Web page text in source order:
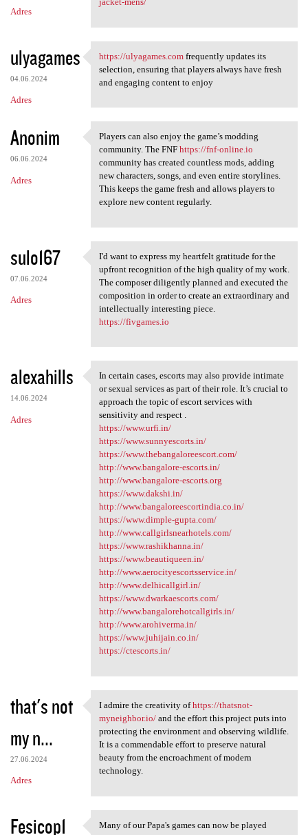
Adres
ulyagames
04.06.2024
Adres
https://ulyagames.com
https://ulyagames.comfrequently updates its
selection, ensuring that players always have fresh
and engaging content to enjoy
Anonim
06.06.2024
Adres
Players can also enjoy the
Players can also enjoy the game’s modding
community. The FNF https://fnf-online.io
community has created countless mods, adding
new characters, songs, and even entire storylines.
This keeps the game fresh and allows players to
explore new content regularly.
sulo167
07.06.2024
Adres
I'd want to express my
I'd want to express my heartfelt gratitude for the
upfront recognition of the high quality of my work.
The composer diligently planned and executed the
composition in order to create an extraordinary and
intellectually interesting piece.
https://fivgames.io
alexahills
14.06.2024
Adres
In certain cases, escorts may
In certain cases, escorts may also provide intimate
or sexual services as part of their role. It’s crucial to
approach the topic of escort services with
sensitivity and respect .
https://www.urfi.in/
https://www.sunnyescorts.in/
https://www.thebangaloreescort.com/
http://www.bangalore-escorts.in/
http://www.bangalore-escorts.org
https://www.dakshi.in/
http://www.bangaloreescortindia.co.in/
https://www.dimple-gupta.com/
http://www.callgirlsnearhotels.com/
https://www.rashikhanna.in/
https://www.beautiqueen.in/
http://www.aerocityescortsservice.in/
http://www.delhicallgirl.in/
https://www.dwarkaescorts.com/
http://www.bangalorehotcallgirls.in/
http://www.arohiverma.in/
https://www.juhijain.co.in/
https://ctescorts.in/
that's not
my n...
27.06.2024
Adres
I admire the creativity of
I admire the creativity ofhttps://thatsnot-
myneighbor.io/and the effort this project puts into
protecting the environment and observing wildlife.
It is a commendable effort to preserve natural
beauty from the encroachment of modern
technology.
Fesicop1
Many of our Papa's games can now be played